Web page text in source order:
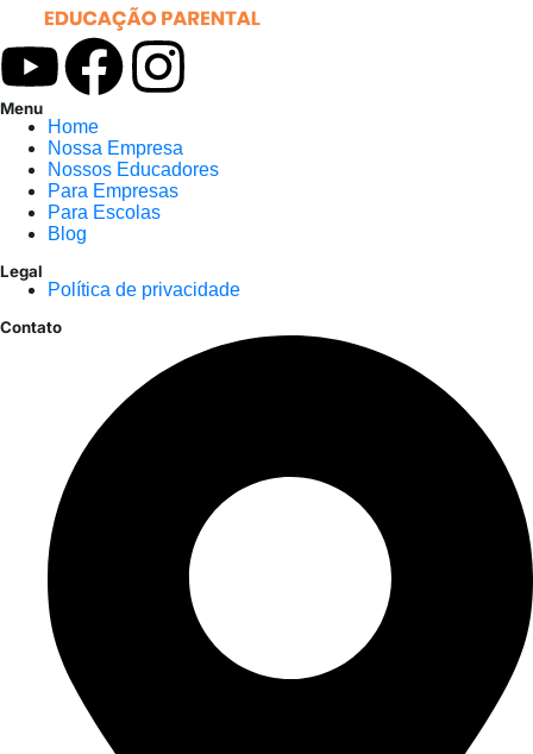
Menu
Home
Nossa Empresa
Nossos Educadores
Para Empresas
Para Escolas
Blog
Legal
Política de privacidade
Contato